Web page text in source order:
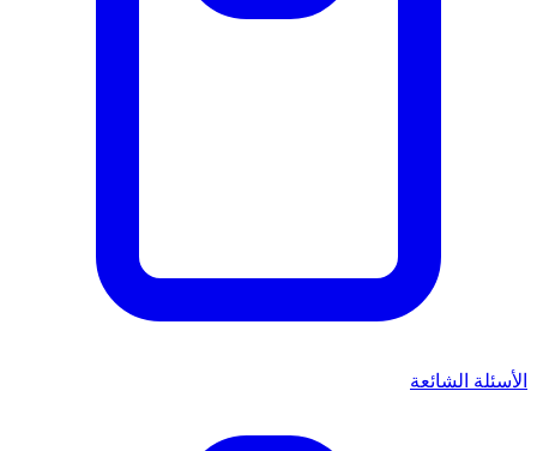
الأسئلة الشائعة